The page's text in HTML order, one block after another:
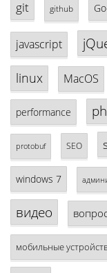
git github
javascript
linux MacOS
performance
protobuf SEO
windows 7
видео
мобильные